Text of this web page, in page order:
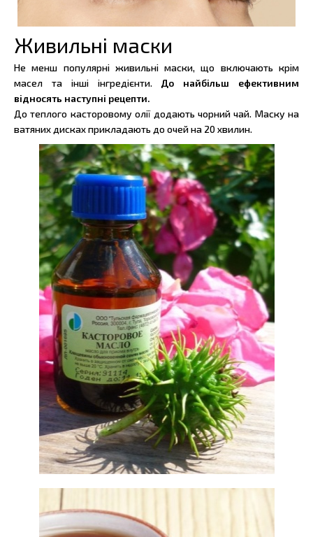
Живильні маски
Не менш популярні живильні маски, що включають крім
масел та інші інгредієнти. До найбільш ефективним
відносять наступні рецепти.
До теплого касторовому олії додають чорний чай. Маску на
ватяних дисках прикладають до очей на 20 хвилин.